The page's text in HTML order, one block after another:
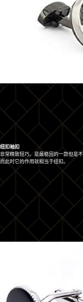
纽扣袖扣
非常精致轻巧。是最稳固的一款但是
而此时它的作用就相当于纽扣。